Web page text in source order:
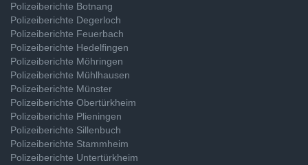
Polizeiberichte Botnang
Polizeiberichte Degerloch
Polizeiberichte Feuerbach
Polizeiberichte Hedelfingen
Polizeiberichte Möhringen
Polizeiberichte Mühlhausen
Polizeiberichte Münster
Polizeiberichte Obertürkheim
Polizeiberichte Plieningen
Polizeiberichte Sillenbuch
Polizeiberichte Stammheim
Polizeiberichte Untertürkheim